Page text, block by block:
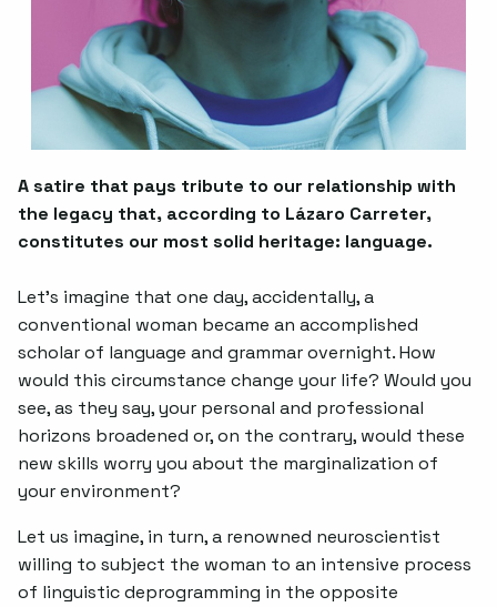
A satire that pays tribute to our relationship with
the legacy that, according to Lázaro Carreter,
constitutes our most solid heritage: language.
Let’s imagine that one day, accidentally, a
conventional woman became an accomplished
scholar of language and grammar overnight. How
would this circumstance change your life? Would you
see, as they say, your personal and professional
horizons broadened or, on the contrary, would these
new skills worry you about the marginalization of
your environment?
Let us imagine, in turn, a renowned neuroscientist
willing to subject the woman to an intensive process
of linguistic deprogramming in the opposite